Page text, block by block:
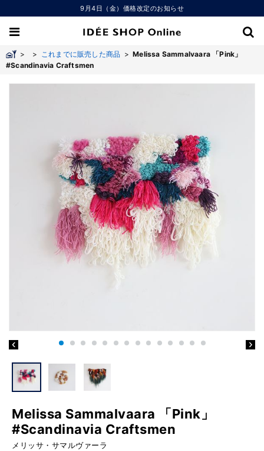
9月4日（金）価格改定のお知らせ
> > これまでに販売した商品 >Melissa Sammalvaara 「Pink」
#Scandinavia Craftsmen
Melissa Sammalvaara 「Pink」
#Scandinavia Craftsmen
メリッサ・サマルヴァーラ